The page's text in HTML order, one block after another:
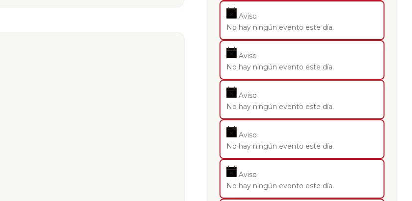
Aviso
No hay ningún evento este día.
Aviso
No hay ningún evento este día.
Aviso
No hay ningún evento este día.
Aviso
No hay ningún evento este día.
Aviso
No hay ningún evento este día.